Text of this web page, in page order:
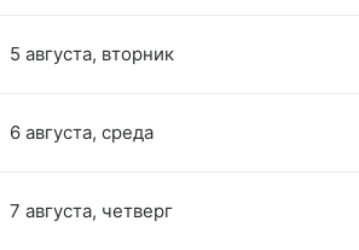
5 августа, вторник
6 августа, среда
7 августа, четверг